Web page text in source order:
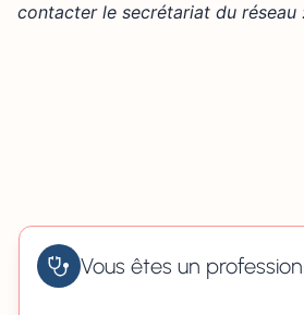
contacter le secrétariat du réseau
Vous êtes un